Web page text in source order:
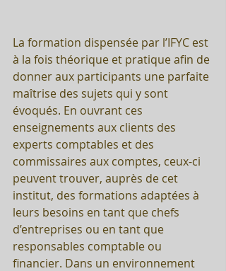
La formation dispensée par l’IFYC est
à la fois théorique et pratique afin de
donner aux participants une parfaite
maîtrise des sujets qui y sont
évoqués. En ouvrant ces
enseignements aux clients des
experts comptables et des
commissaires aux comptes, ceux-ci
peuvent trouver, auprès de cet
institut, des formations adaptées à
leurs besoins en tant que chefs
d’entreprises ou en tant que
responsables comptable ou
financier. Dans un environnement